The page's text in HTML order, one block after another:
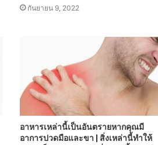
กันยายน 9, 2022
อาหารเหล่านี้เป็นอันตรายหากคุณมี
อาการปวดมือและขา | สิ่งเหล่านี้ทำให้